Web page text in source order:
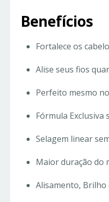
Benefícios
Fortalece os
Alise seus fios
Perfeito mesmo
Fórmula Exclusiva
Selagem linear
Maior duração do
Alisamento, Brilho